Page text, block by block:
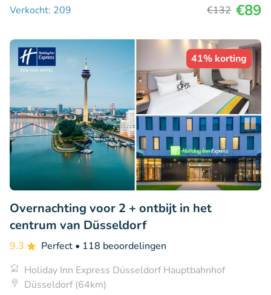
Verkocht: 209
€132 €89
41% korting
Overnachting voor 2 + ontbijt in het
centrum van Düsseldorf
9.3 Perfect • 118 beoordelingen
Holiday Inn Express Düsseldorf Hauptbahnhof
Düsseldorf (64km)